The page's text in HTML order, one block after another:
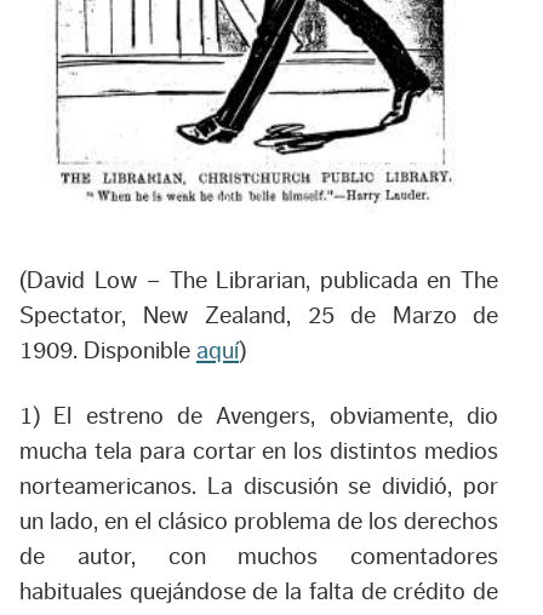
(David Low – The Librarian, publicada en The
Spectator, New Zealand, 25 de Marzo de
1909. Disponible aquí)
1) El estreno de Avengers, obviamente, dio
mucha tela para cortar en los distintos medios
norteamericanos. La discusión se dividió, por
un lado, en el clásico problema de los derechos
de autor, con muchos comentadores
habituales quejándose de la falta de crédito de